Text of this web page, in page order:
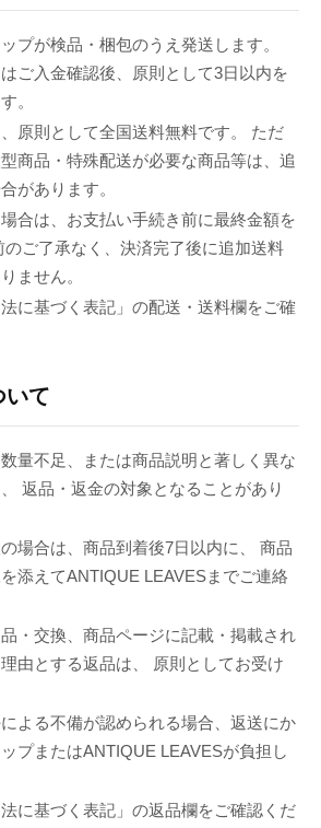
プが検品・梱包のうえ発送します。
ご入金確認後、原則として3日以内を
。
原則として全国送料無料です。 ただ
商品・特殊配送が必要な商品等は、追
があります。
合は、お支払い手続き前に最終金額を
のご了承なく、決済完了後に追加送料
ません。
に基づく表記」の配送・送料欄をご確
いて
量不足、または商品説明と著しく異な
返品・返金の対象となることがあり
場合は、商品到着後7日以内に、 商品
添えてANTIQUE LEAVESまでご連絡
・交換、商品ページに記載・掲載され
由とする返品は、 原則としてお受け
よる不備が認められる場合、返送にか
プまたはANTIQUE LEAVESが負担し
に基づく表記」の返品欄をご確認くだ